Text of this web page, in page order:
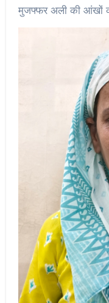
मुजफ्फर अली की आंखों